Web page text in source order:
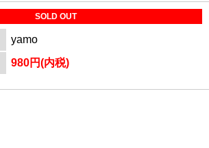
SOLD OUT
yamo
980円(内税)